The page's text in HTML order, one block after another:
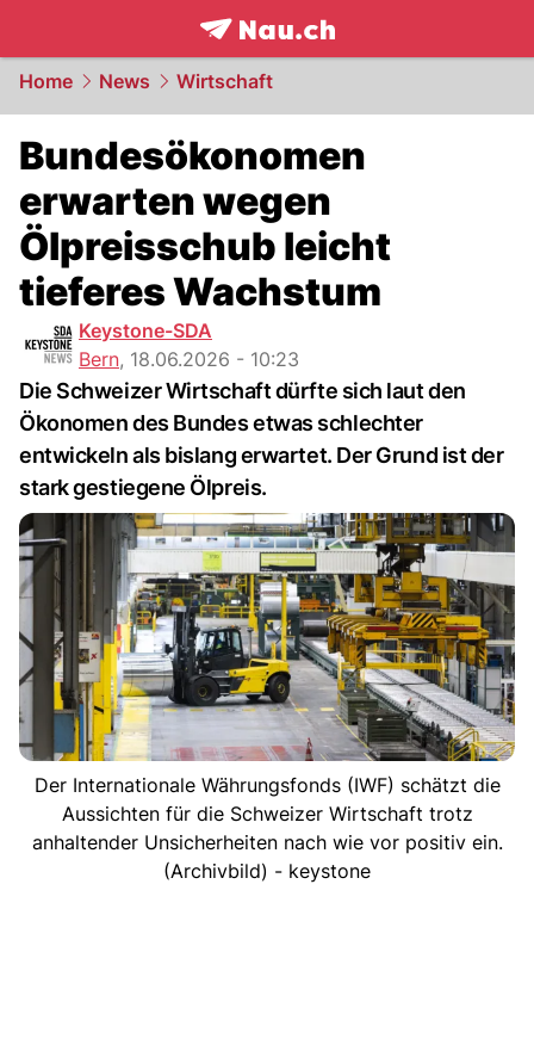
frontpage.NAU.ch
Home News Wirtschaft
Bundesökonomen
erwarten wegen
Ölpreisschub leicht
tieferes Wachstum
Keystone-SDA
Bern, 18.06.2026 - 10:23
Die Schweizer Wirtschaft dürfte sich laut den
Ökonomen des Bundes etwas schlechter
entwickeln als bislang erwartet. Der Grund ist der
stark gestiegene Ölpreis.
Der Internationale Währungsfonds (IWF) schätzt die
Aussichten für die Schweizer Wirtschaft trotz
anhaltender Unsicherheiten nach wie vor positiv ein.
(Archivbild) - keystone